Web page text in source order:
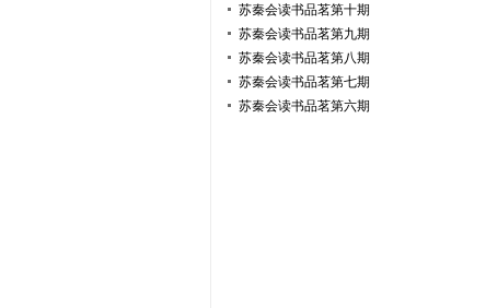
苏秦会读书品茗第十期
苏秦会读书品茗第九期
苏秦会读书品茗第八期
苏秦会读书品茗第七期
苏秦会读书品茗第六期